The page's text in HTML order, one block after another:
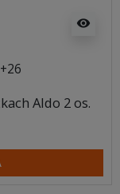
visibility
+26
Aldo 2 os.